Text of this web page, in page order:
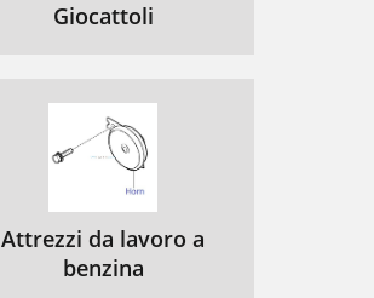
Giocattoli
Attrezzi da lavoro a
benzina